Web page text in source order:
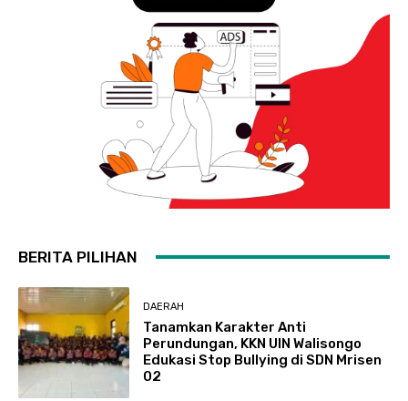
BERITA PILIHAN
DAERAH
Tanamkan Karakter Anti
Perundungan, KKN UIN Walisongo
Edukasi Stop Bullying di SDN Mrisen
02